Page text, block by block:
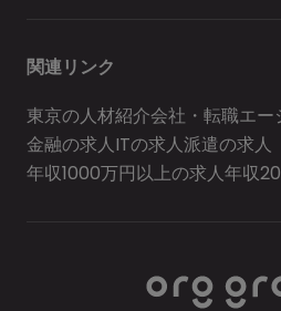
関連リンク
東京の人材紹介会社・転職エー
金融の求人ITの求人派遣の求人
年収1000万円以上の求人年収